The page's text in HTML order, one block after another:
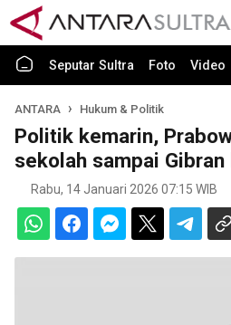
Seputar Sultra Foto Video
ANTARA Hukum & Politik
Politik kemarin,
sekolah sampai Gibran
Rabu, 14 Januari 2026 07:15 WIB